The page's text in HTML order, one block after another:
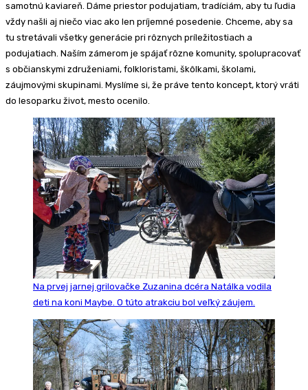
samotnú kaviareň. Dáme priestor podujatiam, tradíciám, aby tu ľudia
vždy našli aj niečo viac ako len príjemné posedenie. Chceme, aby sa
tu stretávali všetky generácie pri rôznych príležitostiach a
podujatiach. Naším zámerom je spájať rôzne komunity, spolupracovať
s občianskymi združeniami, folkloristami, škôlkami, školami,
záujmovými skupinami. Myslíme si, že práve tento koncept, ktorý vráti
do lesoparku život, mesto ocenilo.
Na prvej jarnej grilovačke Zuzanina dcéra Natálka vodila
deti na koni Maybe. O túto atrakciu bol veľký záujem.